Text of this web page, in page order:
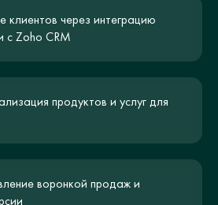
клиентов через интеграцию
с Zoho CRM
продуктов и услуг для
воронкой продаж и